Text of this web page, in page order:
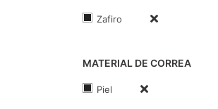
Zafiro
MATERIAL DE CORREA
Piel